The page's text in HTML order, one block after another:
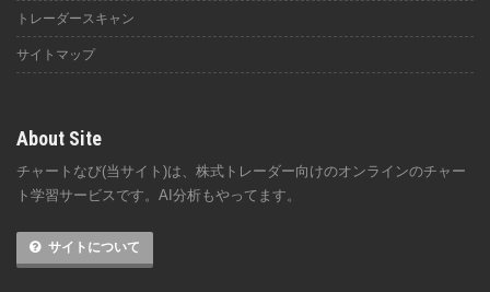
トレーダースキャン
サイトマップ
About Site
チャートなび(当サイト)は、株式トレーダー向けのオンラインのチャー
ト学習サービスです。AI分析もやってます。
サイトについて